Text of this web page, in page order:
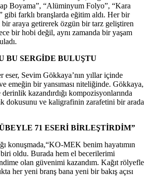
Boyama”, “Alüminyum Folyo”, “Kara
farklı branşlarda eğitim aldı. Her bir
araya getirerek özgün bir tarz geliştiren
bir hobi değil, aynı zamanda bir yaşam
BU SERGİDE BULUŞTU
eser, Sevim Gökkaya’nın yıllar içinde
emeğin bir yansıması niteliğinde. Gökkaya,
kazandırdığı kompozisyonlarında
dokusunu ve kaligrafinin zarafetini bir arada
71 ESERİ BİRLEŞTİRDİM”
konuşmada,“KO-MEK benim hayatımın
oldu. Burada hem el becerilerimi
olan güvenimi kazandım. Kağıt rölyefle
her yeni branş bana yeni bir bakış açısı